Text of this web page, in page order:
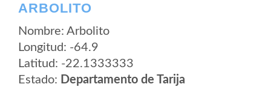
ARBOLITO
Nombre: Arbolito
Longitud: -64.9
Latitud: -22.1333333
Estado: Departamento de Tarija